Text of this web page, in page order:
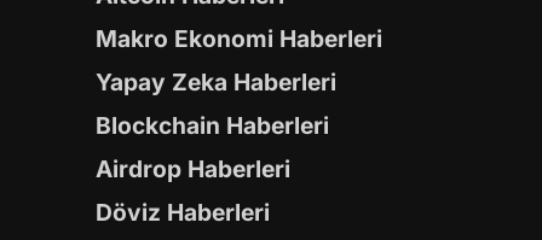
Makro Ekonomi Haberleri
Yapay Zeka Haberleri
Blockchain Haberleri
Airdrop Haberleri
Döviz Haberleri